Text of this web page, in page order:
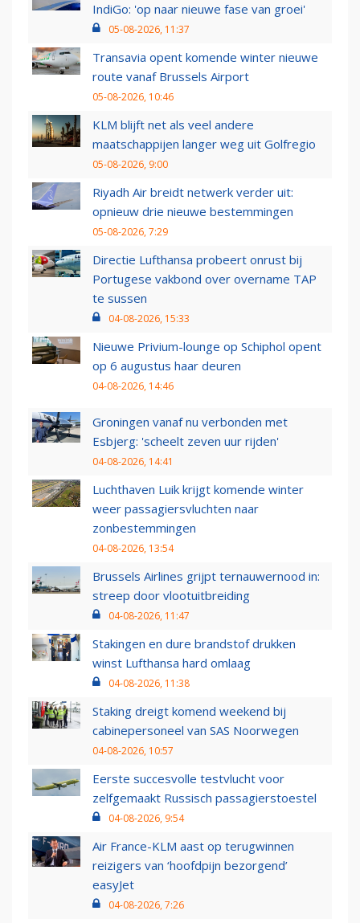
IndiGo: 'op naar nieuwe fase van groei'
05-08-2026, 11:37
Transavia opent komende winter nieuwe
route vanaf Brussels Airport
05-08-2026, 10:46
KLM blijft net als veel andere
maatschappijen langer weg uit Golfregio
05-08-2026, 9:00
Riyadh Air breidt netwerk verder uit:
opnieuw drie nieuwe bestemmingen
05-08-2026, 7:29
Directie Lufthansa probeert onrust bij
Portugese vakbond over overname TAP
te sussen
04-08-2026, 15:33
Nieuwe Privium-lounge op Schiphol opent
op 6 augustus haar deuren
04-08-2026, 14:46
Groningen vanaf nu verbonden met
Esbjerg: 'scheelt zeven uur rijden'
04-08-2026, 14:41
Luchthaven Luik krijgt komende winter
weer passagiersvluchten naar
zonbestemmingen
04-08-2026, 13:54
Brussels Airlines grijpt ternauwernood in:
streep door vlootuitbreiding
04-08-2026, 11:47
Stakingen en dure brandstof drukken
winst Lufthansa hard omlaag
04-08-2026, 11:38
Staking dreigt komend weekend bij
cabinepersoneel van SAS Noorwegen
04-08-2026, 10:57
Eerste succesvolle testvlucht voor
zelfgemaakt Russisch passagierstoestel
04-08-2026, 9:54
Air France-KLM aast op terugwinnen
reizigers van ‘hoofdpijn bezorgend’
easyJet
04-08-2026, 7:26